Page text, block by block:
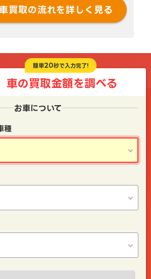
買取の流れを詳しく見る
簡単20秒で入力完了!
車の買取金額を調べる
お車について
種